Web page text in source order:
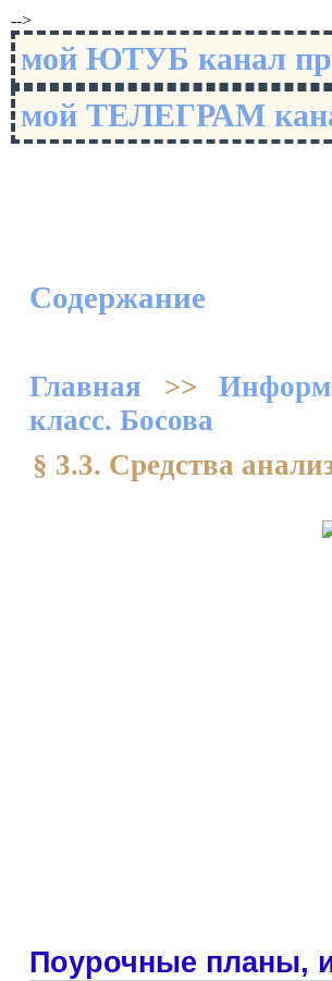
-->
мой ЮТУБ канал
мой ТЕЛЕГРАМ
Содержание
Главная >>
класс. Босова
§ 3.3. Средства
Поурочные планы,